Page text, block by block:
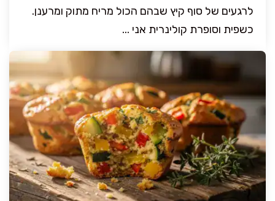
לרגעים של סוף קיץ שבהם הכול מריח מתוק ומרענן.
כשפית וסופרת קולינרית אני ...